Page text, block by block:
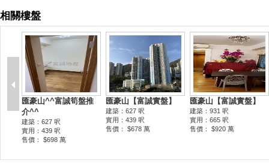
相關樓盤
匯豪山^^富誠筍盤推
介^^
建築：627 呎
實用：439 呎
售價： $698 萬
匯豪山【富誠實盤】
建築：627 呎
實用：439 呎
售價： $678 萬
匯豪山【富誠實盤】
建築：931 呎
實用：665 呎
售價： $920 萬